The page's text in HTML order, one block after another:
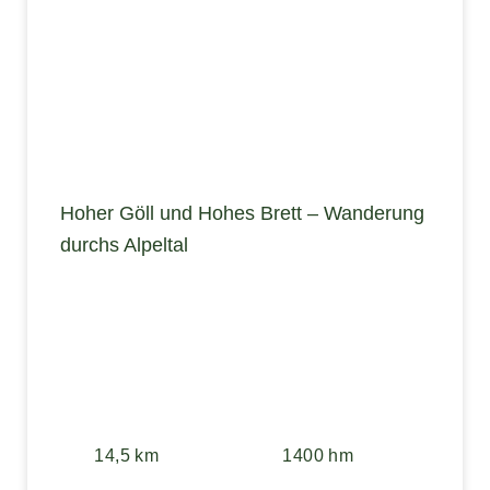
Hoher Göll und Hohes Brett – Wanderung
durchs Alpeltal
14,5 km 1400 hm